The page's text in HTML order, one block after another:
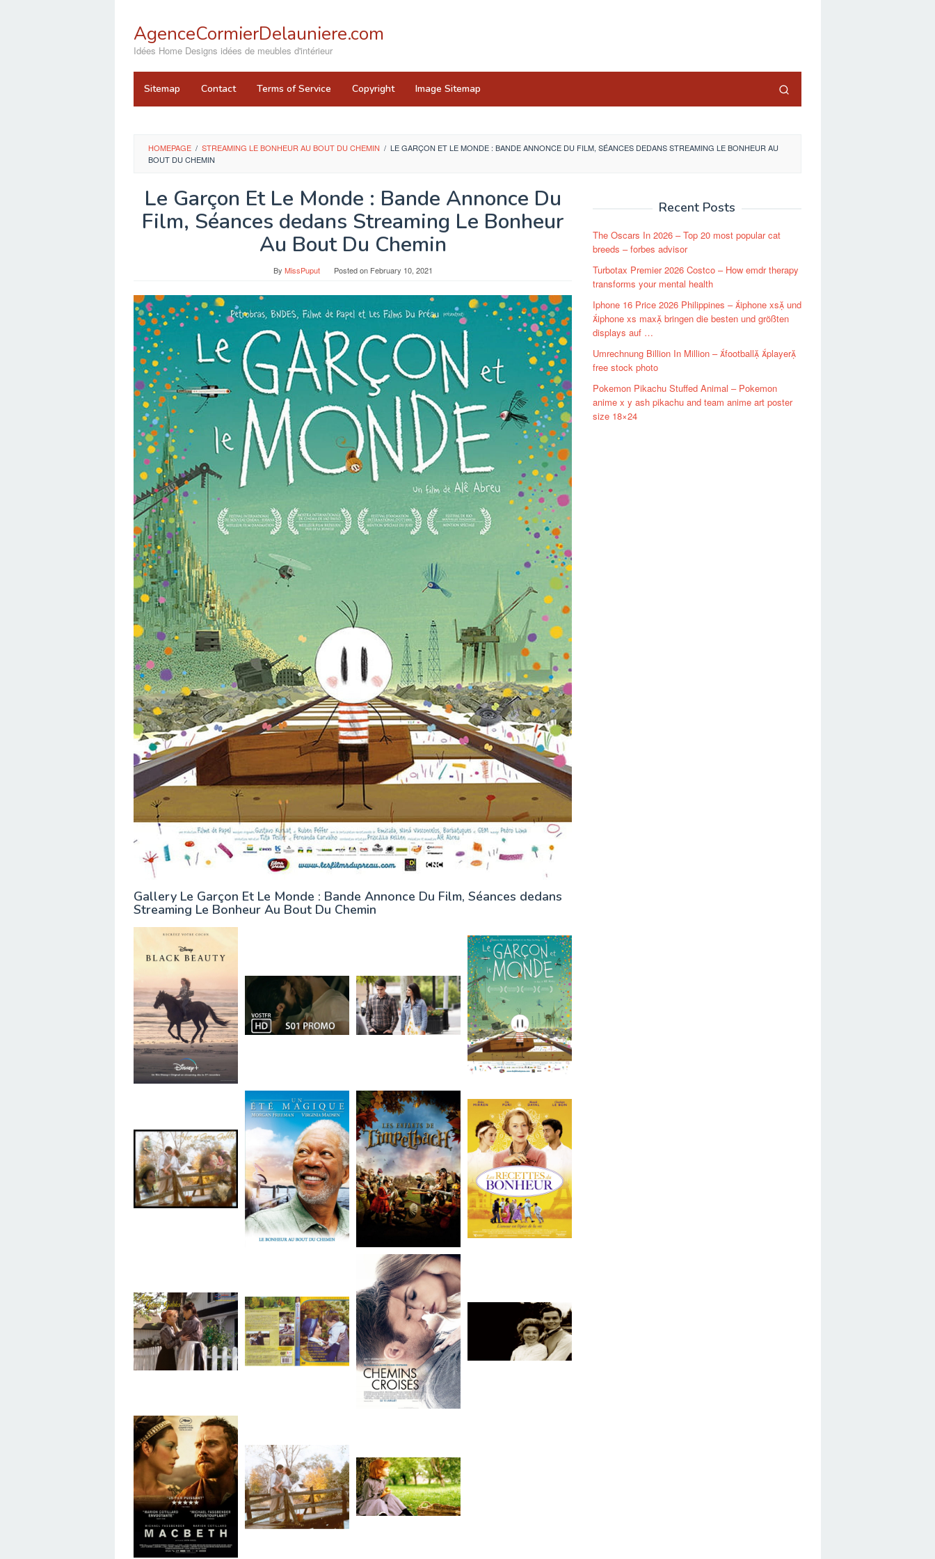
contentAgenceCormierDelauniere.com
Idées Home Designs idées de meubles d'intérieur
Sitemap Contact Terms of Service Copyright Image Sitemap
HOMEPAGE / STREAMING LE BONHEUR AU BOUT DU CHEMIN / LE GARÇON ET LE MONDE : BANDE ANNONCE DU FILM, SÉANCES DEDANS STREAMING LE BONHEUR AU
BOUT DU CHEMIN
Le Garçon Et Le Monde : Bande Annonce Du
Film, Séances dedans Streaming Le Bonheur
Au Bout Du Chemin
By MissPuput Posted on February 10, 2021
Gallery Le Garçon Et Le Monde : Bande Annonce Du Film, Séances dedans
Streaming Le Bonheur Au Bout Du Chemin
Recent Posts
The Oscars In 2026 – Top 20 most popular cat
breeds – forbes advisor
Turbotax Premier 2026 Costco – How emdr therapy
transforms your mental health
Iphone 16 Price 2026 Philippines – iphone xs und
iphone xs max bringen die besten und größten
displays auf …
Umrechnung Billion In Million – football player
free stock photo
Pokemon Pikachu Stuffed Animal – Pokemon
anime x y ash pikachu and team anime art poster
size 18×24